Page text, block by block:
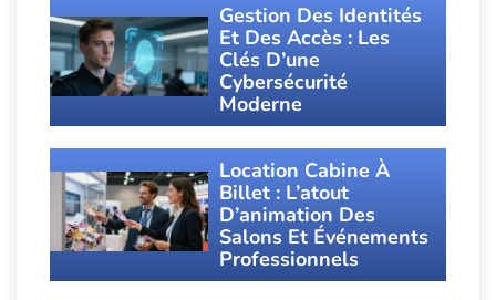
Gestion Des Identités
Et Des Accès : Les
Clés D’une
Cybersécurité
Moderne
Location Cabine À
Billet : L’atout
D’animation Des
Salons Et Événements
Professionnels